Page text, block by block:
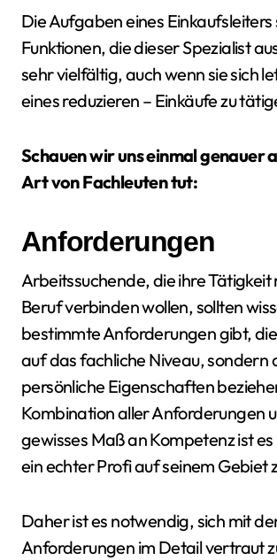
Die Aufgaben eines Einkaufsleiters
Funktionen, die dieser Spezialist
sehr vielfältig, auch wenn sie sich
eines reduzieren – Einkäufe zu
Schauen wir uns einmal genauer
Art von Fachleuten tut:
Anforderungen
Arbeitssuchende, die ihre Tätigkeit
Beruf verbinden wollen, sollten
bestimmte Anforderungen gibt,
auf das fachliche Niveau, sondern
persönliche Eigenschaften
Kombination aller Anforderungen
gewisses Maß an Kompetenz ist
ein echter Profi auf seinem Gebiet
Daher ist es notwendig, sich mit
Anforderungen im Detail vertraut